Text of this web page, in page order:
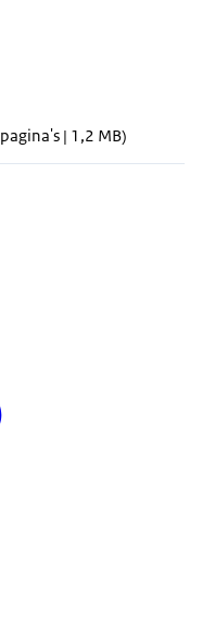
| 1,2 MB)